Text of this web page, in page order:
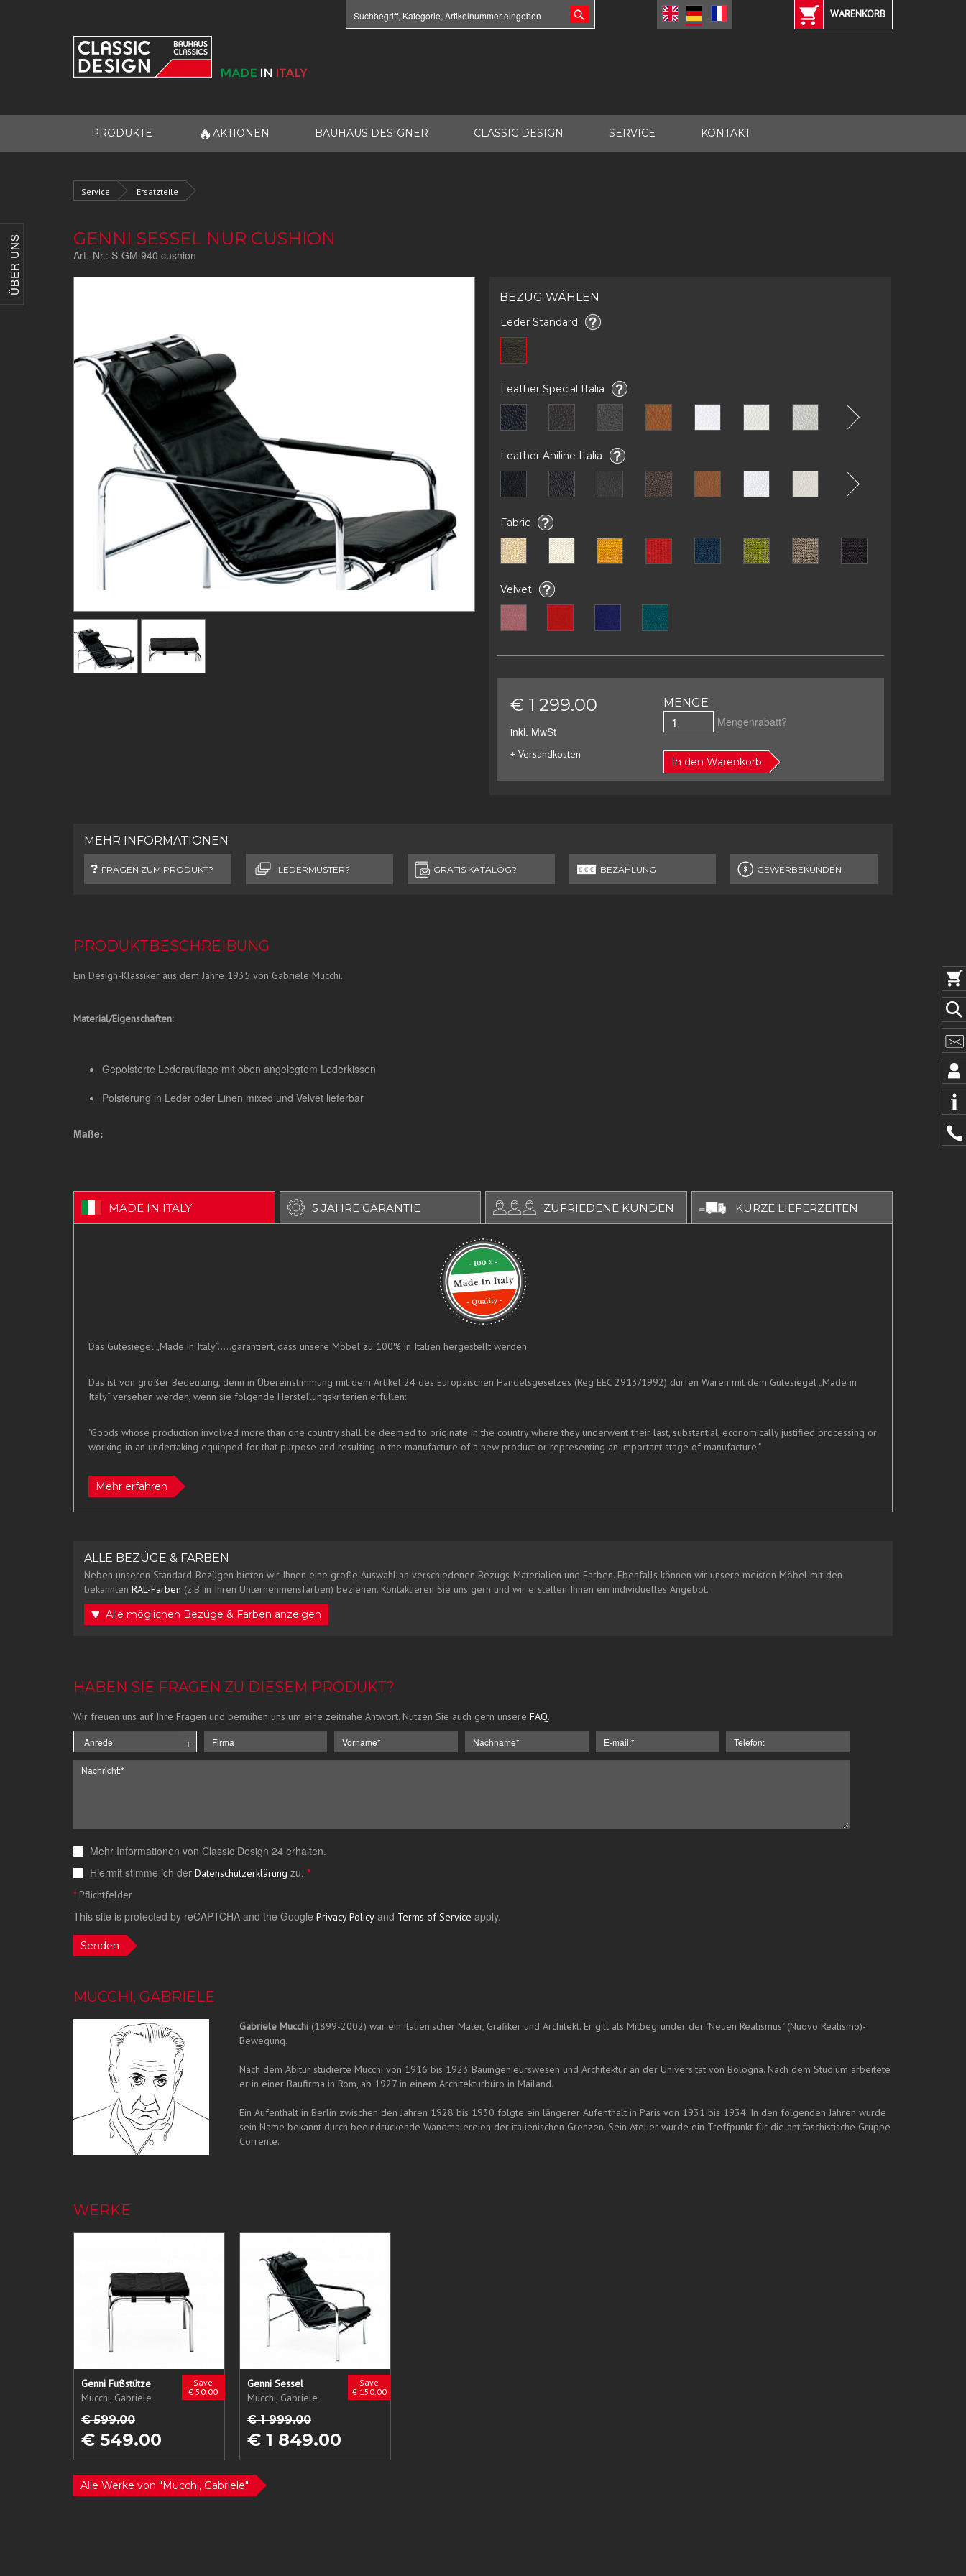
ÜBER UNS
WARENKORB
PRODUKTE 🔥 AKTIONEN BAUHAUS DESIGNER CLASSIC DESIGN SERVICE KONTAKT
Service Ersatzteile
GENNI SESSEL NUR CUSHION
Art.-Nr.: S-GM 940 cushion
BEZUG WÄHLEN
Leder Standard
Leather Special Italia
Leather Aniline Italia
Fabric
Velvet
€ 1 299.00
inkl. MwSt
+ Versandkosten
MENGE
Mengenrabatt?
In den Warenkorb
MEHR INFORMATIONEN
FRAGEN ZUM PRODUKT? LEDERMUSTER? GRATIS KATALOG? BEZAHLUNG GEWERBEKUNDEN
PRODUKTBESCHREIBUNG
Ein Design-Klassiker aus dem Jahre 1935 von Gabriele Mucchi.
Material/Eigenschaften:
Gepolsterte Lederauflage mit oben angelegtem Lederkissen
Polsterung in Leder oder Linen mixed und Velvet lieferbar
Maße:
MADE IN ITALY 5 JAHRE GARANTIE ZUFRIEDENE KUNDEN KURZE LIEFERZEITEN
Das Gütesiegel „Made in Italy“.....garantiert, dass unsere Möbel zu 100% in Italien hergestellt werden.
Das ist von großer Bedeutung, denn in Übereinstimmung mit dem Artikel 24 des Europäischen Handelsgesetzes (Reg EEC 2913/1992) dürfen Waren mit dem Gütesiegel „Made in
Italy“ versehen werden, wenn sie folgende Herstellungskriterien erfüllen:
"Goods whose production involved more than one country shall be deemed to originate in the country where they underwent their last, substantial, economically justified processing or
working in an undertaking equipped for that purpose and resulting in the manufacture of a new product or representing an important stage of manufacture."
Mehr erfahren
ALLE BEZÜGE & FARBEN
Neben unseren Standard-Bezügen bieten wir Ihnen eine große Auswahl an verschiedenen Bezugs-Materialien und Farben. Ebenfalls können wir unsere meisten Möbel mit den
bekannten RAL-Farben (z.B. in Ihren Unternehmensfarben) beziehen. Kontaktieren Sie uns gern und wir erstellen Ihnen ein individuelles Angebot.
Alle möglichen Bezüge & Farben anzeigen
HABEN SIE FRAGEN ZU DIESEM PRODUKT?
Wir freuen uns auf Ihre Fragen und bemühen uns um eine zeitnahe Antwort. Nutzen Sie auch gern unsere FAQ.
Mehr Informationen von Classic Design 24 erhalten.
Hiermit stimme ich der Datenschutzerklärung zu. *
*Pflichtfelder
This site is protected by reCAPTCHA and the Google Privacy Policy and Terms of Service apply.
Senden
MUCCHI, GABRIELE
Gabriele Mucchi(1899-2002) war ein italienischer Maler, Grafiker und Architekt. Er gilt als Mitbegründer der "Neuen Realismus" (Nuovo Realismo)-
Bewegung.
Nach dem Abitur studierte Mucchi von 1916 bis 1923 Bauingenieurswesen und Architektur an der Universität von Bologna. Nach dem Studium arbeitete
er in einer Baufirma in Rom, ab 1927 in einem Architekturbüro in Mailand.
Ein Aufenthalt in Berlin zwischen den Jahren 1928 bis 1930 folgte ein längerer Aufenthalt in Paris von 1931 bis 1934. In den folgenden Jahren wurde
sein Name bekannt durch beeindruckende Wandmalereien der italienischen Grenzen. Sein Atelier wurde ein Treffpunkt für die antifaschistische Gruppe
Corrente.
WERKE
Save
€ 50.00
Genni Fußstütze
Mucchi, Gabriele
€ 599.00
€ 549.00
Save
€ 150.00
Genni Sessel
Mucchi, Gabriele
€ 1 999.00
€ 1 849.00
Alle Werke von "Mucchi, Gabriele"